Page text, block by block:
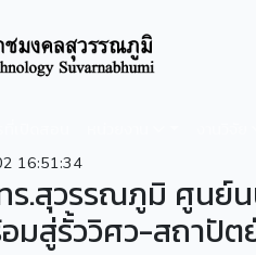
16:51:34
ร.สุวรรณภูมิ ศูนย์
มสู่รั้ววิศว-สถาปัต